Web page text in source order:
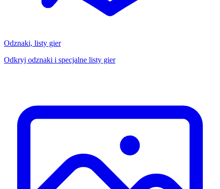
Odznaki, listy gier
Odkryj odznaki i specjalne listy gier